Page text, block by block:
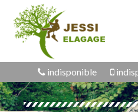
indisponible